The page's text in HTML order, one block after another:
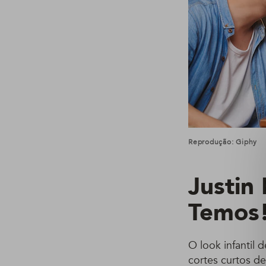
Reprodução: Giphy
Justin
O look infantil
cortes curtos